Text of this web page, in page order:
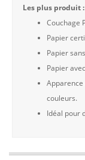
Les plus produit :
Couchage
Papier
Papier
Papier
couleurs.
Idéal pour